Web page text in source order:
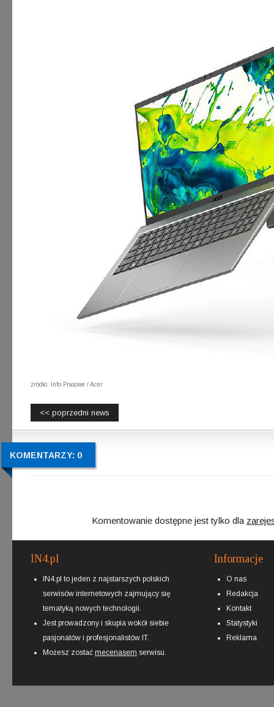
źródło: Info Prasowe / Acer
<< poprzedni news
KOMENTARZY: 0
Komentowanie dostępne jest tylko dla
IN4.pl
IN4.pl to jeden z najstarszych polskich
serwisów internetowych zajmujący się
tematyką nowych technologii.
Jest prowadzony i skupia wokół siebie
pasjonatów i profesjonalistów IT.
Możesz zostać mecenasem serwisu.
Informacje
O nas
Redakcja
Kontakt
Statystyki
Reklama